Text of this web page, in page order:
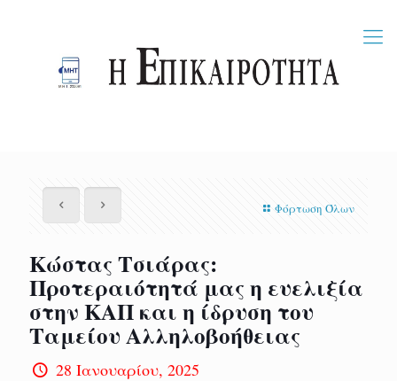
Φόρτωση Όλων
Κώστας Τσιάρας:
Προτεραιότητά μας η ευελιξία
στην ΚΑΠ και η ίδρυση του
Ταμείου Αλληλοβοήθειας
28 Ιανουαρίου, 2025